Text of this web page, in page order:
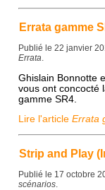
Errata gamme
Publié le 22 janvier
Errata.
Ghislain Bonnotte
vous ont concocté
gamme SR4.
Lire l'article Errata
Strip and Play
Publié le 17 octobre
scénarios.